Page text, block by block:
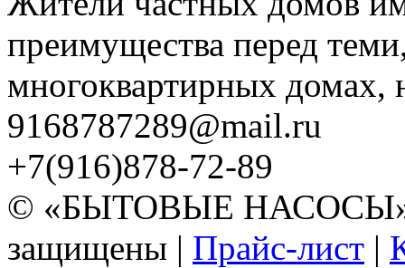
преимущества перед
многоквартирных домах,
9168787289@mail.ru
+7(916)878-72-89
© «БЫТОВЫЕ НАСОСЫ»
защищены | Прайс-лист |